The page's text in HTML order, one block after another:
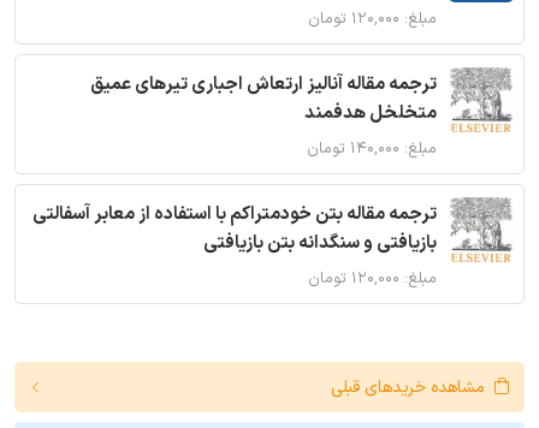
مبلغ: ۱۲۰,۰۰۰ تومان
ترجمه مقاله آنالیز ارتعاش اجباری تیرهای عمیق
متخلخل هدفمند
مبلغ: ۱۴۰,۰۰۰ تومان
ترجمه مقاله بتن خودمتراکم با استفاده از معابر آسفالتی
بازیافتی و سنگدانه بتن بازیافتی
مبلغ: ۱۲۰,۰۰۰ تومان
مشاهده خریدهای قبلی